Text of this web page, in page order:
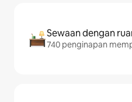
Sewaan dengan
740 penginapan